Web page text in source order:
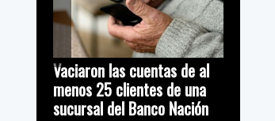
Vaciaron las cuentas de al
menos 25 clientes de una
sucursal del Banco Nación